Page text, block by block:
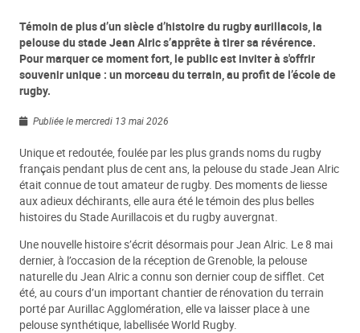
Témoin de plus d’un siècle d’histoire du rugby aurillacois, la
pelouse du stade Jean Alric s’apprête à tirer sa révérence.
Pour marquer ce moment fort, le public est inviter à s'offrir
souvenir unique : un morceau du terrain, au profit de l’école de
rugby.
Publiée le mercredi 13 mai 2026
Unique et redoutée, foulée par les plus grands noms du rugby
français pendant plus de cent ans, la pelouse du stade Jean Alric
était connue de tout amateur de rugby. Des moments de liesse
aux adieux déchirants, elle aura été le témoin des plus belles
histoires du Stade Aurillacois et du rugby auvergnat.
Une nouvelle histoire s’écrit désormais pour Jean Alric. Le 8 mai
dernier, à l’occasion de la réception de Grenoble, la pelouse
naturelle du Jean Alric a connu son dernier coup de sifflet. Cet
été, au cours d’un important chantier de rénovation du terrain
porté par Aurillac Agglomération, elle va laisser place à une
pelouse synthétique, labellisée World Rugby.